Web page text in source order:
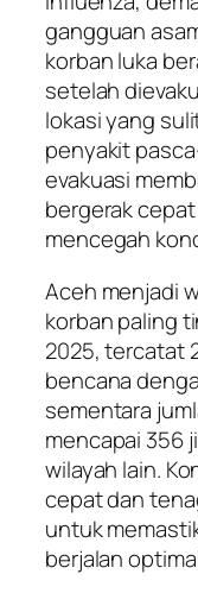
gangguan
korban luka
setelah
lokasi yang
penyakit
evakuasi
bergerak
mencegah
Aceh menjadi
korban paling
2025, tercatat
bencana
sementara
mencapai 356
wilayah lain.
cepat dan
untuk
berjalan